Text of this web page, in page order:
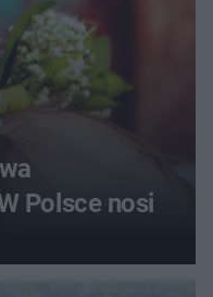
Polsce nosi